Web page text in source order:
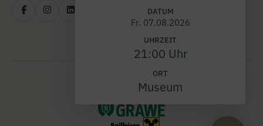
DATUM
Fr. 07.08.2026
UHRZEIT
21:00 Uhr
ORT
Museum